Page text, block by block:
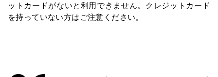
ットカードがないと利用できません。クレジットカード
を持っていない方はご注意ください。